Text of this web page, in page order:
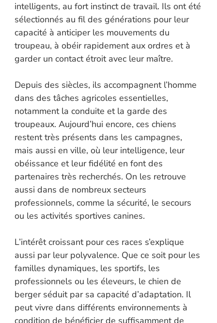
intelligents, au fort instinct de travail. Ils ont été
sélectionnés au fil des générations pour leur
capacité à anticiper les mouvements du
troupeau, à obéir rapidement aux ordres et à
garder un contact étroit avec leur maître.
Depuis des siècles, ils accompagnent l’homme
dans des tâches agricoles essentielles,
notamment la conduite et la garde des
troupeaux. Aujourd’hui encore, ces chiens
restent très présents dans les campagnes,
mais aussi en ville, où leur intelligence, leur
obéissance et leur fidélité en font des
partenaires très recherchés. On les retrouve
aussi dans de nombreux secteurs
professionnels, comme la sécurité, le secours
ou les activités sportives canines.
L’intérêt croissant pour ces races s’explique
aussi par leur polyvalence. Que ce soit pour les
familles dynamiques, les sportifs, les
professionnels ou les éleveurs, le chien de
berger séduit par sa capacité d’adaptation. Il
peut vivre dans différents environnements à
condition de bénéficier de suffisamment de